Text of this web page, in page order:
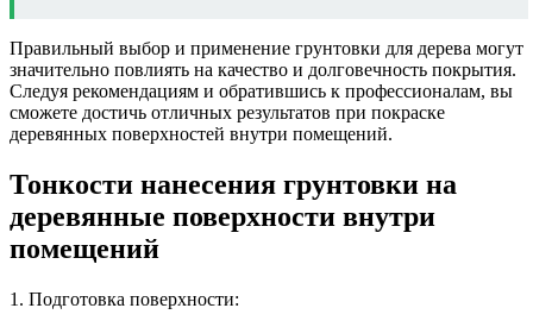
Правильный выбор и применение грунтовки для дерева могут
значительно повлиять на качество и долговечность покрытия.
Следуя рекомендациям и обратившись к профессионалам, вы
сможете достичь отличных результатов при покраске
деревянных поверхностей внутри помещений.
Тонкости нанесения грунтовки на
деревянные поверхности внутри
помещений
1. Подготовка поверхности: